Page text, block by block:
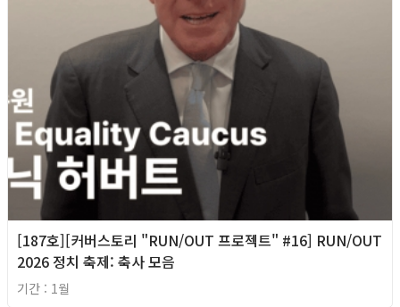
[187호][커버스토리 "RUN/OUT 프로젝트" #16] RUN/OUT
2026 정치 축제: 축사 모음
기간 : 1월